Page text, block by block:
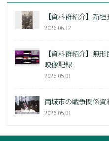
【資料群紹介】新
2026.06.12
【資料群紹介】無
映像記録
2026.05.01
南城市の戦争関係
2026.05.01